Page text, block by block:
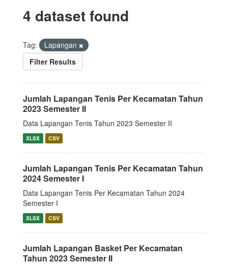
4 dataset found
Tag:
Lapangan
Filter Results
Jumlah Lapangan Tenis Per Kecamatan Tahun
2023 Semester II
Data Lapangan Tenis Tahun 2023 Semester II
XLSX CSV
Jumlah Lapangan Tenis Per Kecamatan Tahun
2024 Semester I
Data Lapangan Tenis Per Kecamatan Tahun 2024
Semester I
XLSX CSV
Jumlah Lapangan Basket Per Kecamatan
Tahun 2023 Semester II